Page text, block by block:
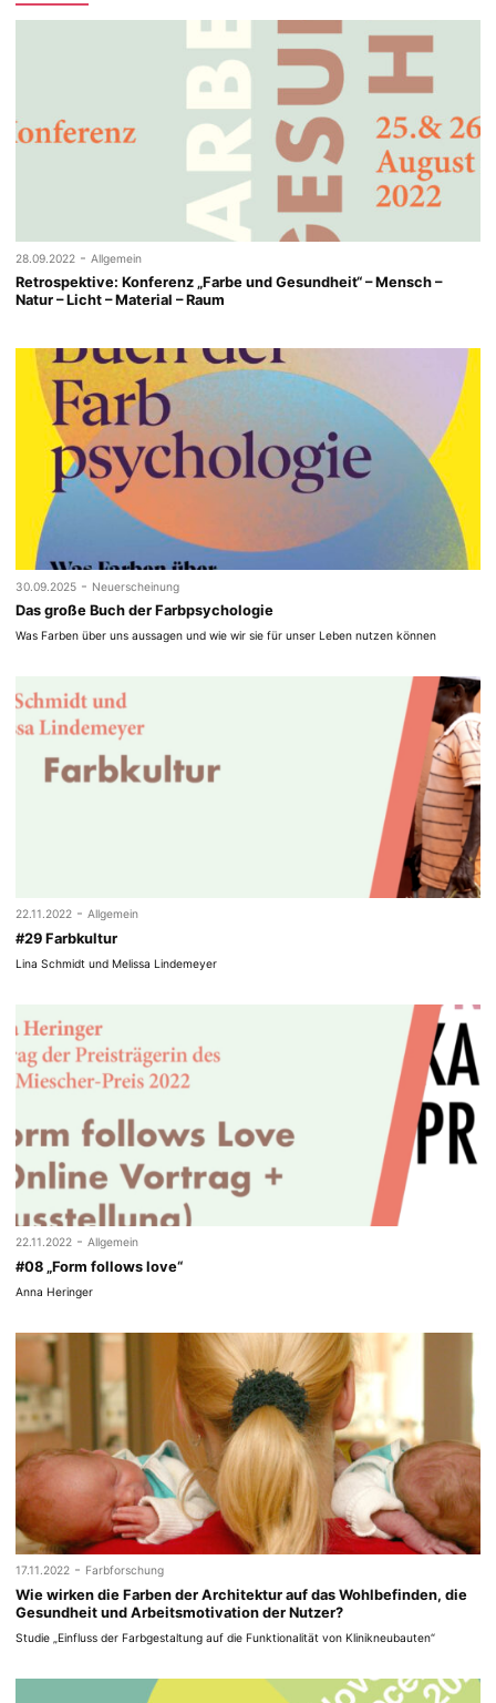
28.09.2022 - Allgemein
Retrospektive: Konferenz „Farbe und Gesundheit“ – Mensch –
Natur – Licht – Material – Raum
30.09.2025 - Neuerscheinung
Das große Buch der Farbpsychologie
Was Farben über uns aussagen und wie wir sie für unser Leben nutzen können
22.11.2022 - Allgemein
#29 Farbkultur
Lina Schmidt und Melissa Lindemeyer
22.11.2022 - Allgemein
#08 „Form follows love“
Anna Heringer
17.11.2022 - Farbforschung
Wie wirken die Farben der Architektur auf das Wohlbefinden, die
Gesundheit und Arbeitsmotivation der Nutzer?
Studie „Einfluss der Farbgestaltung auf die Funktionalität von Klinikneubauten“